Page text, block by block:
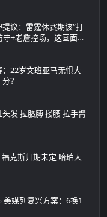
议：雷霆休赛期该“打
+老詹控场，这画面太
22岁文班亚马无惧大
？
发 拉胳膊 搂腰 拉手臂
克斯归期未定 哈珀大
美媒列复兴方案：6换1